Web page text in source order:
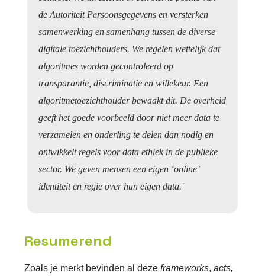
de Autoriteit Persoonsgegevens en versterken
samenwerking en samenhang tussen de diverse
digitale toezichthouders. We regelen wettelijk dat
algoritmes worden gecontroleerd op
transparantie, discriminatie en willekeur. Een
algoritmetoezichthouder bewaakt dit. De overheid
geeft het goede voorbeeld door niet meer data te
verzamelen en onderling te delen dan nodig en
ontwikkelt regels voor data ethiek in de publieke
sector. We geven mensen een eigen ‘online’
identiteit en regie over hun eigen data.'
Resumerend
Zoals je merkt bevinden al deze frameworks, acts,